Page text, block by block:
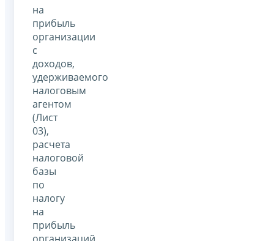
на
прибыль
организации
с
доходов,
удерживаемого
налоговым
агентом
(Лист
03),
расчета
налоговой
базы
по
налогу
на
прибыль
организаций